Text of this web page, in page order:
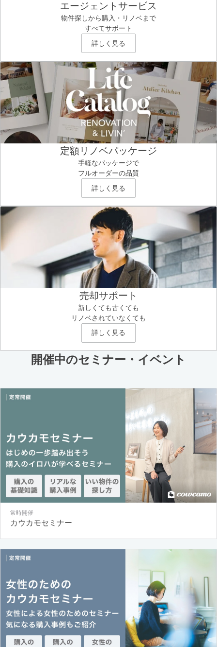
エージェントサービス
物件探しから購入・リノベまで
すべてサポート
詳しく見る
定額リノベパッケージ
手軽なパッケージで
フルオーダーの品質
詳しく見る
売却サポート
新しくても古くても
リノベされていなくても
詳しく見る
開催中のセミナー・イベント
常時開催
カウカモセミナー